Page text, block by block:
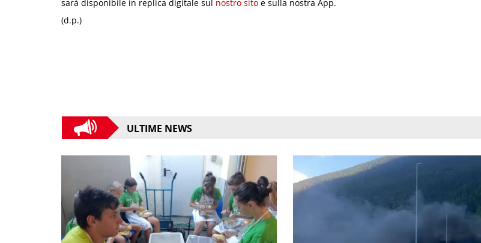
sarà disponibile in replica digitale sul nostro sito e sulla nostra App.
(d.p.)
ULTIME NEWS